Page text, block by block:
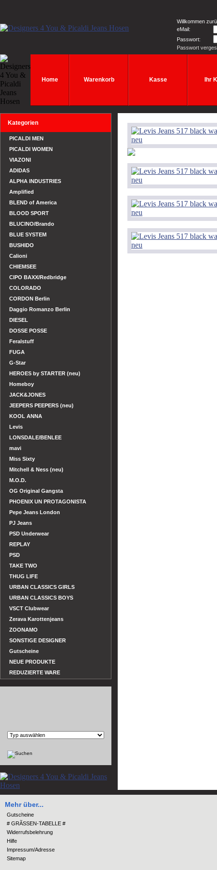
Willkommen
eMail:
Passwort:
Passwort
Home Warenkorb Kasse Ihr
Kategorien
PICALDI MEN
PICALDI WOMEN
VIAZONI
ADIDAS
ALPHA INDUSTRIES
Amplified
BLEND of America
BLOOD SPORT
BLUCINO/Brando
BLUE SYSTEM
BUSHIDO
Calioni
CHIEMSEE
CIPO BAXX/Redbridge
COLORADO
CORDON Berlin
Daggio Romanzo Berlin
DIESEL
DOSSE POSSE
Feralstuff
FUGA
G-Star
HEROES by STARTER (neu)
Homeboy
JACK&JONES
JEEPERS PEEPERS (neu)
KOOL ANNA
Levis
LONSDALE/BENLEE
mavi
Miss Sixty
Mitchell & Ness (neu)
M.O.D.
OG Original Gangsta
PHOENIX UN PROTAGONISTA
Pepe Jeans London
PJ Jeans
PSD Underwear
REPLAY
PSD
TAKE TWO
THUG LIFE
URBAN CLASSICS GIRLS
URBAN CLASSICS BOYS
VSCT Clubwear
Zerava Karottenjeans
ZOONAMO
SONSTIGE DESIGNER
Gutscheine
NEUE PRODUKTE
REDUZIERTE WARE
Mehr über...
Gutscheine
# GRÃSSEN-TABELLE #
Widerrufsbelehrung
Hilfe
Impressum/Adresse
Sitemap